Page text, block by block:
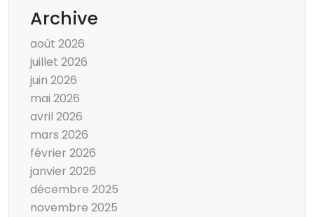
Archive
août 2026
juillet 2026
juin 2026
mai 2026
avril 2026
mars 2026
février 2026
janvier 2026
décembre 2025
novembre 2025